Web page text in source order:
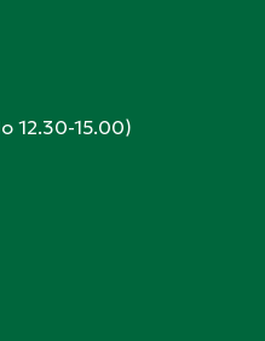
12.30-15.00)